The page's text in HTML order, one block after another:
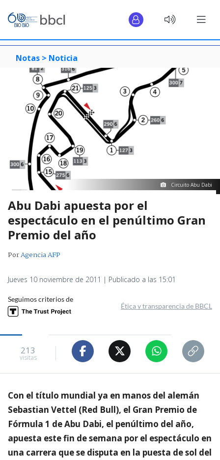
Notas > Noticia
Circuito Abu Dabi
Abu Dabi apuesta por el
espectáculo en el penúltimo Gran
Premio del año
PorAgencia AFP
Jueves 10 noviembre de 2011 | Publicado a las 15:01
Seguimos criterios de
Ética y transparencia de BBCL
213
visitas
Con el título mundial ya en manos del alemán
Sebastian Vettel (Red Bull), el Gran Premio de
Fórmula 1 de Abu Dabi, el penúltimo del año,
apuesta este fin de semana por el espectáculo en
una carrera que se disputa en la puesta de sol del